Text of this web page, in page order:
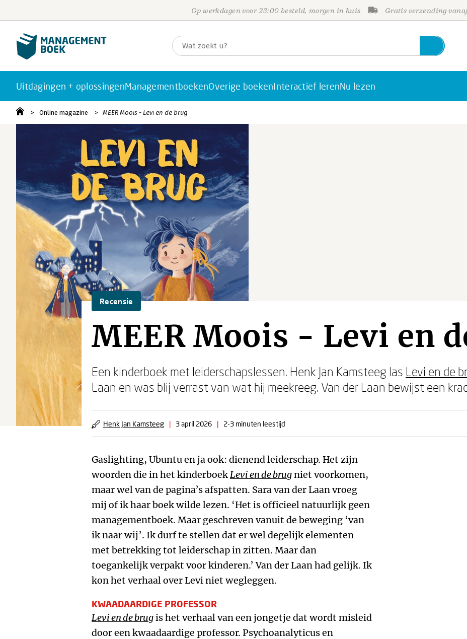
Op werkdagen voor 23:00 besteld, morgen in huis Gratis verzending
Uitdagingen + oplossingenManagementboekenOverige boekenInteractief lerenNu lezen
Online magazine MEER Moois - Levi en de brug
Recensie
MEER Moois - Levi en
Een kinderboek met leiderschapslessen. Henk Jan Kamsteeg las Levi en de
Laan en was blij verrast van wat hij meekreeg. Van der Laan bewijst een
Henk Jan Kamsteeg | 3 april 2026 | 2-3 minuten leestijd
Gaslighting, Ubuntu en ja ook: dienend leiderschap. Het zijn
woorden die in het kinderboekLevi en de brugniet voorkomen,
maar wel van de pagina’s afspatten. Sara van der Laan vroeg
mij of ik haar boek wilde lezen. ‘Het is officieel natuurlijk geen
managementboek. Maar geschreven vanuit de beweging ‘van
ik naar wij’. Ik durf te stellen dat er wel degelijk elementen
met betrekking tot leiderschap in zitten. Maar dan
toegankelijk verpakt voor kinderen.’ Van der Laan had gelijk. Ik
kon het verhaal over Levi niet wegleggen.
KWAADAARDIGE PROFESSOR
Levi en de brugis het verhaal van een jongetje dat wordt misleid
door een kwaadaardige professor. Psychoanalyticus en